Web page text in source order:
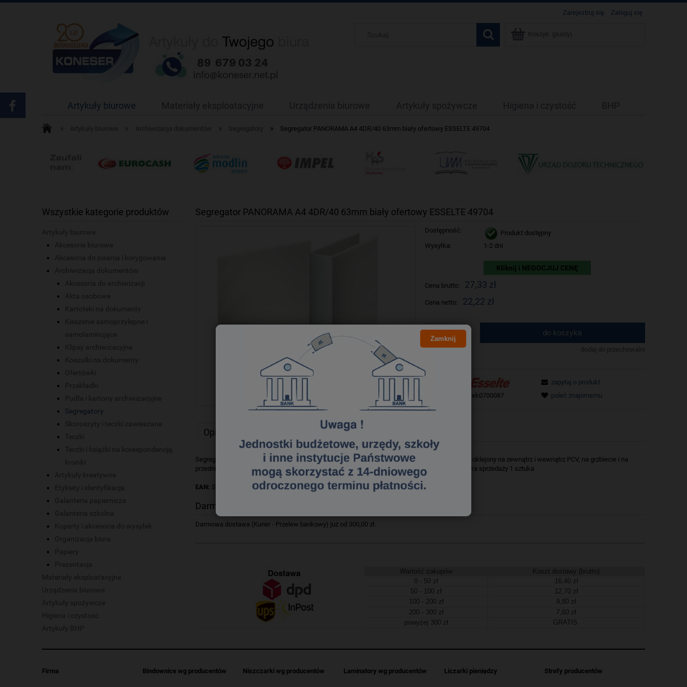
Zarejestruj się Zaloguj się
Koszyk: (pusty)
Artykuły biurowe Materiały eksploatacyjne Urządzenia biurowe Artykuły spożywcze Higiena i czystość BHP
Artykuły biurowe Archiwizacja dokumentów Segregatory » Segregator PANORAMA A4 4DR/40 63mm biały ofertowy ESSELTE 49704
Wszystkie kategorie produktów
Artykuły biurowe
Akcesoria biurowe
Akcesoria do pisania i korygowania
Archiwizacja dokumentów
Akcesoria do archiwizacji
Akta osobowe
Kartoteki na dokumenty
Kieszenie samoprzylepne i
samolaminujące
Klipsy archiwizacyjne
Koszulki na dokumenty
Ofertówki
Przekładki
Pudła i kartony archiwizacyjne
Segregatory
Skoroszyty i teczki zawieszane
Teczki
Teczki i książki na korespondencję,
kroniki
Artykuły kreatywne
Etykiety i identyfikacja
Galanteria papiernicza
Galanteria szkolna
Koperty i akcesoria do wysyłek
Organizacja biura
Papiery
Prezentacja
Materiały eksploatacyjne
Urządzenia biurowe
Artykuły spożywcze
Higiena i czystość
Artykuły BHP
Segregator PANORAMA A4 4DR/40 63mm biały ofertowy ESSELTE 49704
Dostępność:
Produkt dostępny
Wysyłka:
1-2 dni
Kliknij i NEGOCJUJ CENĘ
Cena brutto: 27,33 zł
Cena netto: 22,22 zł
do koszyka
dodaj do przechowalni
sek0700087
zapytaj o produkt
poleć znajomemu
Opis
Segregator ofertowy Esselte A4_- z mechanizmem kółkowym - w kształcie litery _D_ (4 kółka)_- oklejony na zewnątrz i wewnątrz PCV, na grzbiecie i na
przedniej okładce przeźroczysta kieszeń_- różne szerokości grzbietu i wielkości kółek_- jednostka sprzedaży 1 sztuka
EAN: 5701216497046
Darmowa dostawa
Darmowa dostawa (Kurier - Przelew bankowy) już od 300,00 zł.
Wartość zakupów
Koszt dostawy (brutto)
0 - 50 zł
16,40 zł
50 - 100 zł
12,70 zł
100 - 200 zł
9,80 zł
200 - 300 zł
7,60 zł
powyżej 300 zł
GRATIS
Firma Bindownice wg producentów Niszczarki wg producentów Laminatory wg producentów Liczarki pieniędzy Strefy producentów
Zamknij